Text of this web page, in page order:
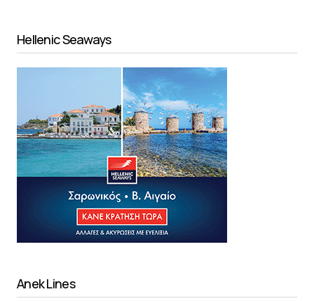
Hellenic Seaways
Anek Lines